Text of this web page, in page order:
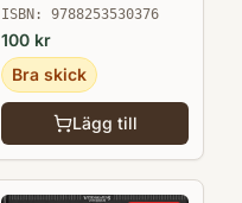
Andersen
ISBN: 9788253530376
100 kr
Bra skick
Lägg till